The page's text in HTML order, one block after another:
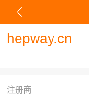
hepway.cn
注册商